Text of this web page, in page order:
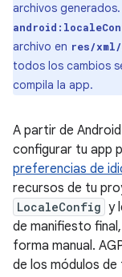
archivos
archivo en res/
todos los cambios
compila la app.
A partir de
configurar tu app
preferencias de
recursos de tu
LocaleConfig y
de manifiesto
forma manual.
de los módulos de